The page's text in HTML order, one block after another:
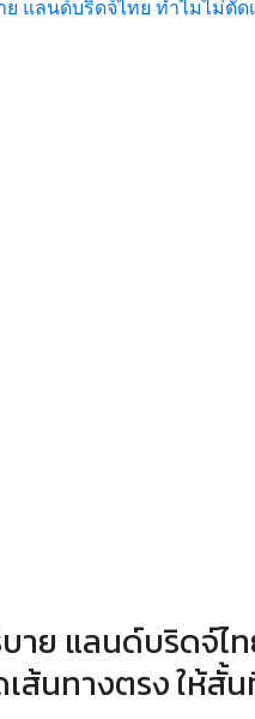
าย แลนด์บริดจ์ไท
ส้นทางตรง ให้สั้